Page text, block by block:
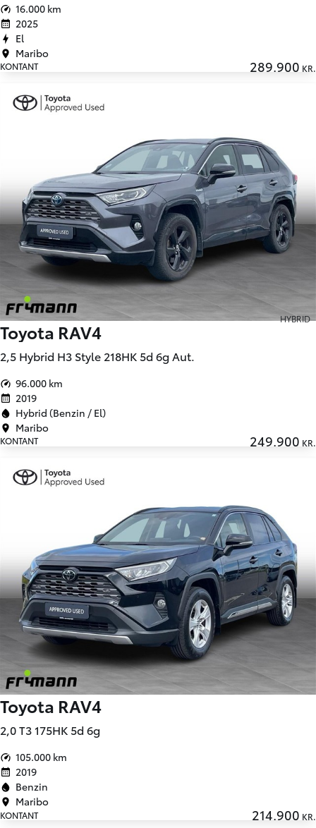
16.000 km
2025
El
Maribo
KONTANT 289.900 KR.
HYBRID
Toyota RAV4
2,5 Hybrid H3 Style 218HK 5d 6g Aut.
96.000 km
2019
Hybrid (Benzin / El)
Maribo
KONTANT 249.900 KR.
Toyota RAV4
2,0 T3 175HK 5d 6g
105.000 km
2019
Benzin
Maribo
KONTANT 214.900 KR.